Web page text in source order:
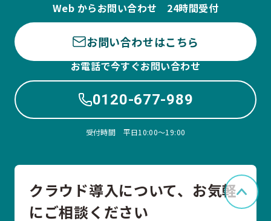
Web からお問い合わせ 24時間受付
お問い合わせはこちら
お電話で今すぐお問い合わせ
0120-677-989
受付時間 平日10:00〜19:00
クラウド導入について、お気軽
にご相談ください
ペ